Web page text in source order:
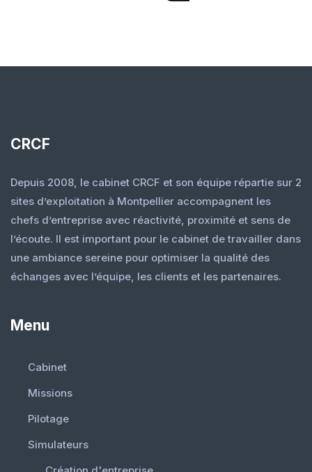
CRCF
Depuis 2008, le cabinet CRCF et son équipe répartie sur 2
sites d’exploitation à Montpellier accompagnent les
chefs d’entreprise avec réactivité, proximité et sens de
l’écoute. Il est important pour le cabinet de travailler dans
une ambiance sereine pour optimiser la qualité des
échanges avec l’équipe, les clients et les partenaires.
Menu
Cabinet
Missions
Pilotage
Simulateurs